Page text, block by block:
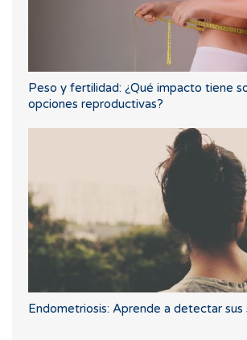
Peso y fertilidad: ¿Qué impacto tiene
opciones reproductivas?
Endometriosis: Aprende a detectar sus